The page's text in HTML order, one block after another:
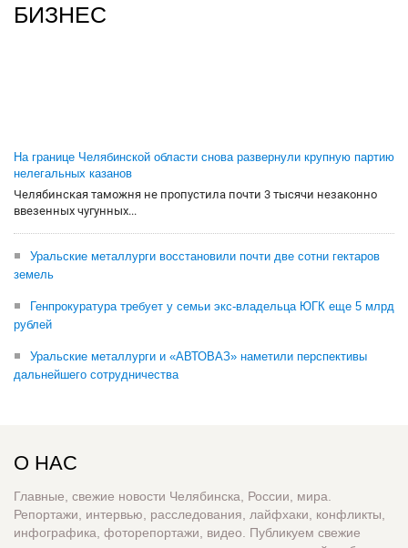
БИЗНЕС
На границе Челябинской области снова развернули крупную партию
нелегальных казанов
Челябинская таможня не пропустила почти 3 тысячи незаконно
ввезенных чугунных...
Уральские металлурги восстановили почти две сотни гектаров
земель
Генпрокуратура требует у семьи экс-владельца ЮГК еще 5 млрд
рублей
Уральские металлурги и «АВТОВАЗ» наметили перспективы
дальнейшего сотрудничества
О НАС
Главные, свежие новости Челябинска, России, мира.
Репортажи, интервью, расследования, лайфхаки, конфликты,
инфографика, фоторепортажи, видео. Публикуем свежие